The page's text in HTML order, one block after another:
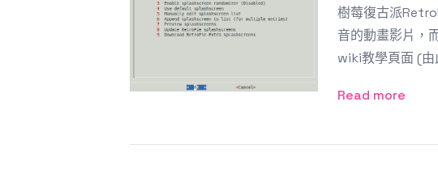
樹莓復古派
音的動畫影片，
wiki教學頁面 (由
Read more